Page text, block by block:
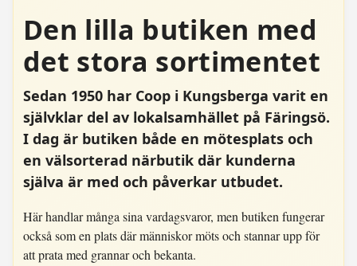
Den lilla butiken med
det stora sortimentet
Sedan 1950 har Coop i Kungsberga varit en
självklar del av lokalsamhället på Färingsö.
I dag är butiken både en mötesplats och
en välsorterad närbutik där kunderna
själva är med och påverkar utbudet.
Här handlar många sina vardagsvaror, men butiken fungerar
också som en plats där människor möts och stannar upp för
att prata med grannar och bekanta.